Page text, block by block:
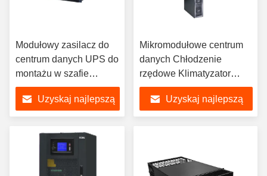
Modułowy zasilacz do
centrum danych UPS do
montażu w szafie
serwerowej 3KVA
Uzyskaj najlepszą
Mikromodułowe centrum
danych Chłodzenie
rzędowe Klimatyzator
rzędowy 25KW
Uzyskaj najlepszą